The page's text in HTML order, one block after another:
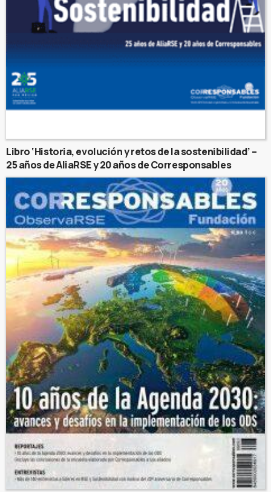
Libro ‘Historia, evolución y retos de la sostenibilidad’ –
25 años de AliaRSE y 20 años de Corresponsables